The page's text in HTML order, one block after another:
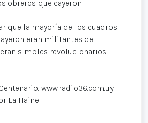
obreros que cayeron.
que la mayoría de los cuadros
eran militantes de
simples revolucionarios
www.radio36.com.uy
La Haine